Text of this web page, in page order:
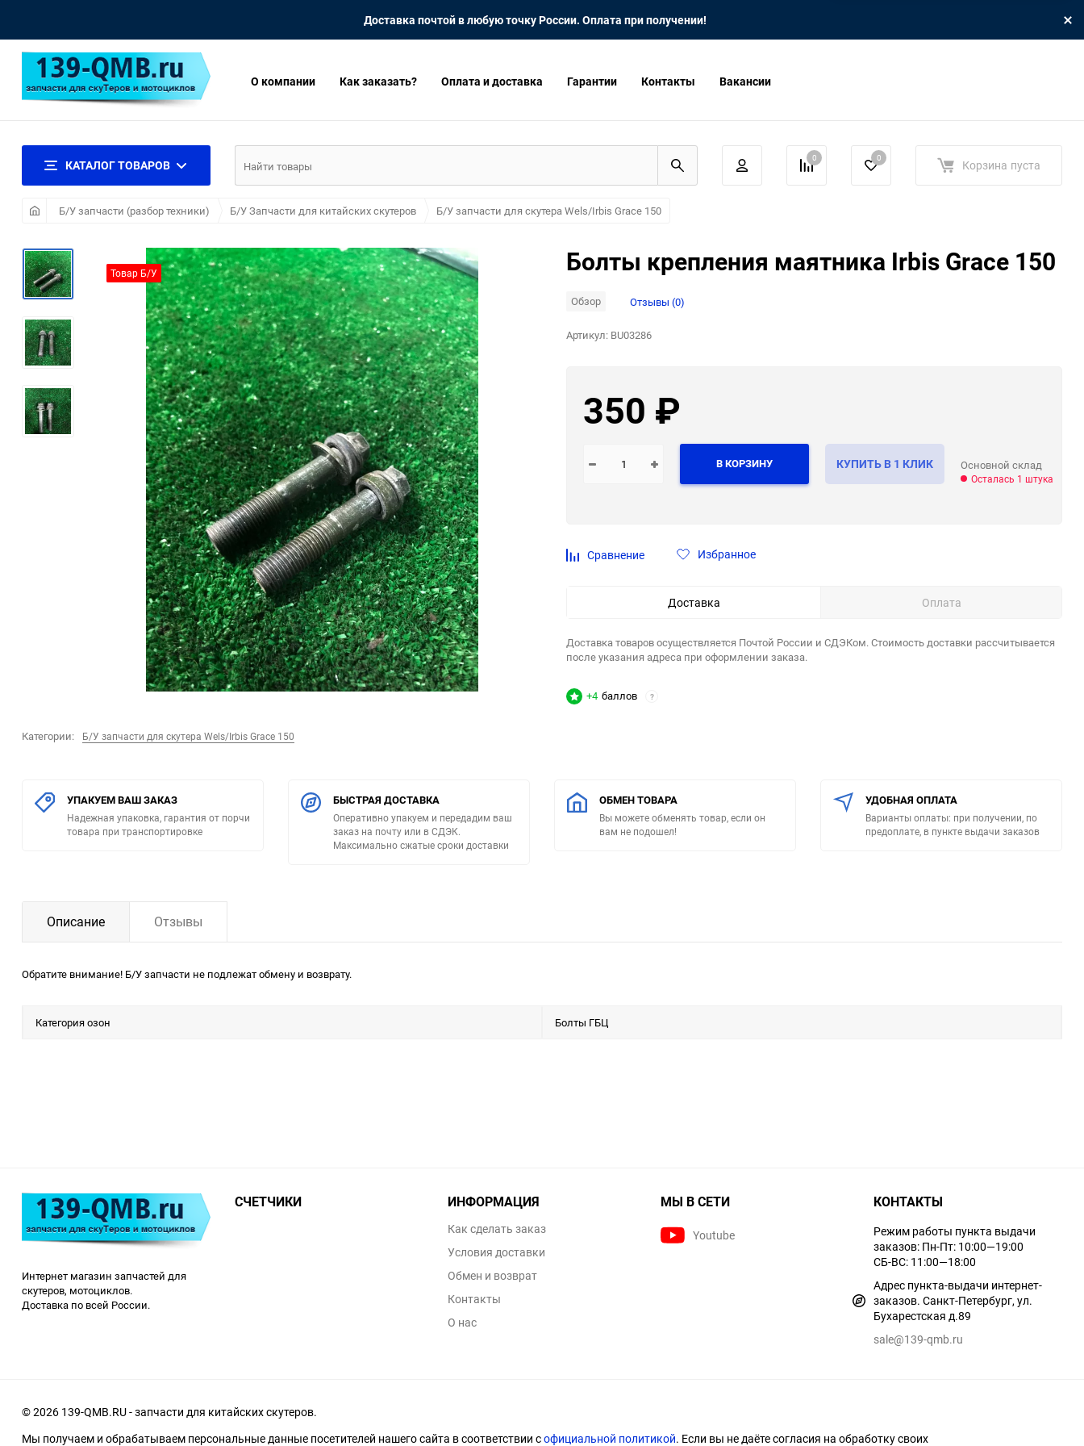
Доставка почтой в любую точку России. Оплата при получении!
О компании Как заказать? Оплата и доставка Гарантии Контакты Вакансии
КАТАЛОГ ТОВАРОВ 0 0 Корзина пуста
Б/У запчасти (разбор техники) Б/У Запчасти для китайских скутеров Б/У запчасти для скутера Wels/Irbis Grace 150
Товар Б/У
Категории: Б/У запчасти для скутера Wels/Irbis Grace 150
Болты крепления маятника Irbis Grace 150
Обзор Отзывы (0)
Артикул: BU03286
350 ₽
В КОРЗИНУ КУПИТЬ В 1 КЛИК Основной склад
Осталась 1 штука
Сравнение Избранное
Доставка Оплата
Доставка товаров осуществляется Почтой России и СДЭКом. Стоимость доставки рассчитывается
после указания адреса при оформлении заказа.
+4 баллов ?
УПАКУЕМ ВАШ ЗАКАЗ
Надежная упаковка, гарантия от порчи
товара при транспортировке
БЫСТРАЯ ДОСТАВКА
Оперативно упакуем и передадим ваш
заказ на почту или в СДЭК.
Максимально сжатые сроки доставки
ОБМЕН ТОВАРА
Вы можете обменять товар, если он
вам не подошел!
УДОБНАЯ ОПЛАТА
Варианты оплаты: при получении, по
предоплате, в пункте выдачи заказов
Описание Отзывы
Обратите внимание! Б/У запчасти не подлежат обмену и возврату.
Категория озон Болты ГБЦ
Интернет магазин запчастей для
скутеров, мотоциклов.
Доставка по всей России.
СЧЕТЧИКИ ИНФОРМАЦИЯ
Как сделать заказ
Условия доставки
Обмен и возврат
Контакты
О нас
МЫ В СЕТИ
Youtube
КОНТАКТЫ
Режим работы пункта выдачи
заказов: Пн-Пт: 10:00—19:00
СБ-ВС: 11:00—18:00
Адрес пункта-выдачи интернет-
заказов. Санкт-Петербург, ул.
Бухарестская д.89
sale@139-qmb.ru
© 2026 139-QMB.RU - запчасти для китайских скутеров.
Мы получаем и обрабатываем персональные данные посетителей нашего сайта в соответствии софициальной политикой. Если вы не даёте согласия на обработку своих